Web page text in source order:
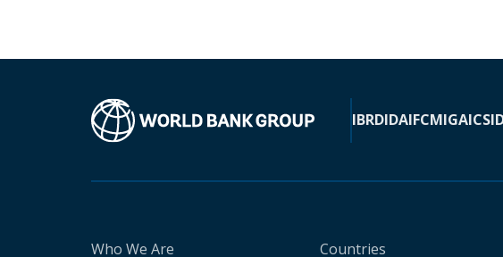
IBRDIDAIFCMIGA
Who We Are Countries